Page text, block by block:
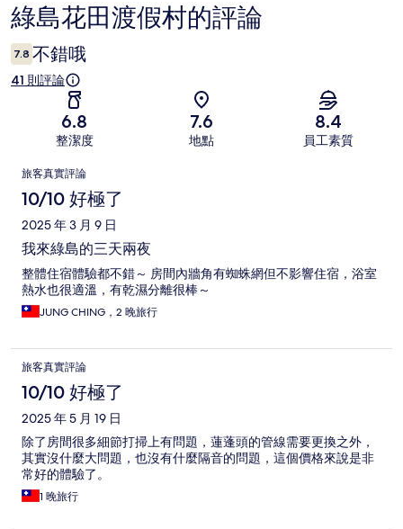
評
論
綠島花田渡假村的評論
7.8 不錯哦
41 則評論
6.8
整潔度
7.6
地點
8.4
員工素質
評
論
旅客真實評論
10/10 好極了
2025 年 3 月 9 日
我來綠島的三天兩夜
整體住宿體驗都不錯～ 房間內牆角有蜘蛛網但不影響住宿，浴室
熱水也很適溫，有乾濕分離很棒～
JUNG CHING，2 晚旅行
旅客真實評論
10/10 好極了
2025 年 5 月 19 日
除了房間很多細節打掃上有問題，蓮蓬頭的管線需要更換之外，
其實沒什麼大問題，也沒有什麼隔音的問題，這個價格來說是非
常好的體驗了。
1 晚旅行